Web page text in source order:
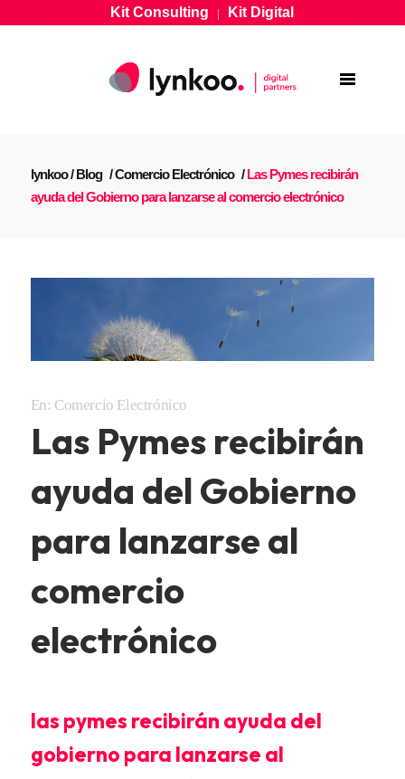
Kit Consulting|Kit Digital
lynkoo/Blog /Comercio Electrónico /Las Pymes recibirán
ayuda del Gobierno para lanzarse al comercio electrónico
En: Comercio Electrónico
Las Pymes recibirán
ayuda del Gobierno
para lanzarse al
comercio
electrónico
las pymes recibirán ayuda del
gobierno para lanzarse al